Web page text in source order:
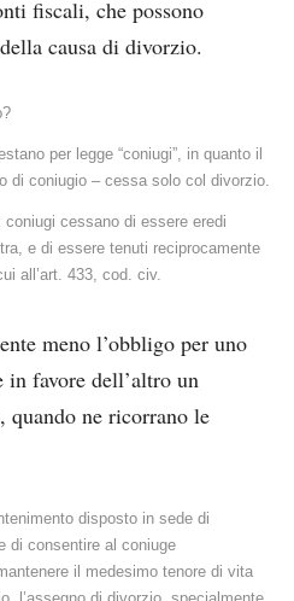
fiscali, che possono
causa di divorzio.
per legge “coniugi”, in quanto il
di coniugio – cessa solo col divorzio.
cessano di essere eredi
e di essere tenuti reciprocamente
all’art. 433, cod. civ.
meno l’obbligo per uno
in favore dell’altro un
quando ne ricorrano le
disposto in sede di
di consentire al coniuge
il medesimo tenore di vita